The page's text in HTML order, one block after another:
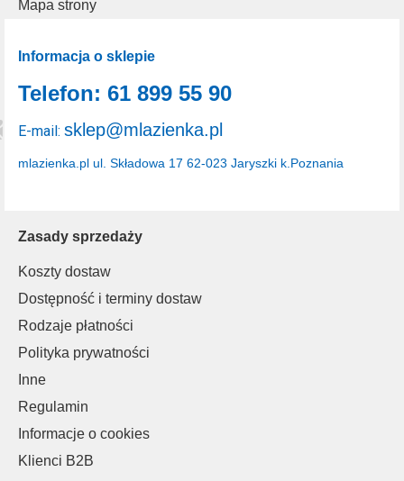
Mapa strony
Zasady sprzedaży
Koszty dostaw
Dostępność i terminy dostaw
Rodzaje płatności
Polityka prywatności
Inne
Regulamin
Informacje o cookies
Klienci B2B
Informacja o sklepie
mlazienka.pl ul. Składowa 17 62-023 Jaryszki k.Poznania
Telefon: 61 899 55 90
E-mail: sklep@mlazienka.pl